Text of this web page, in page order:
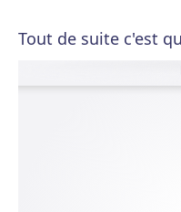
Tout de suite c'est